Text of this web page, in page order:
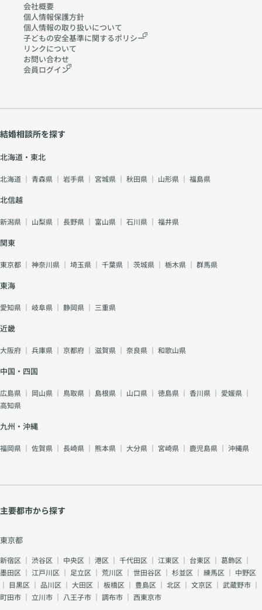
会社概要
個人情報保護方針
個人情報の取り扱いについて
子どもの安全基準に関するポリシー
リンクについて
お問い合わせ
会員ログイン
結婚相談所を探す
北海道・東北
北海道 ｜ 青森県 ｜ 岩手県 ｜ 宮城県 ｜ 秋田県 ｜ 山形県 ｜ 福島県
北信越
新潟県 ｜ 山梨県 ｜ 長野県 ｜ 富山県 ｜ 石川県 ｜ 福井県
関東
東京都 ｜ 神奈川県 ｜ 埼玉県 ｜ 千葉県 ｜ 茨城県 ｜ 栃木県 ｜ 群馬県
東海
愛知県 ｜ 岐阜県 ｜ 静岡県 ｜ 三重県
近畿
大阪府 ｜ 兵庫県 ｜ 京都府 ｜ 滋賀県 ｜ 奈良県 ｜ 和歌山県
中国・四国
広島県 ｜ 岡山県 ｜ 鳥取県 ｜ 島根県 ｜ 山口県 ｜ 徳島県 ｜ 香川県 ｜ 愛媛県 ｜
高知県
九州・沖縄
福岡県 ｜ 佐賀県 ｜ 長崎県 ｜ 熊本県 ｜ 大分県 ｜ 宮崎県 ｜ 鹿児島県 ｜ 沖縄県
主要都市から探す
東京都
新宿区 ｜ 渋谷区 ｜ 中央区 ｜ 港区 ｜ 千代田区 ｜ 江東区 ｜ 台東区 ｜ 葛飾区 ｜
墨田区 ｜ 江戸川区 ｜ 足立区 ｜ 荒川区 ｜ 世田谷区 ｜ 杉並区 ｜ 練馬区 ｜ 中野区
｜ 目黒区 ｜ 品川区 ｜ 大田区 ｜ 板橋区 ｜ 豊島区 ｜ 北区 ｜ 文京区 ｜ 武蔵野市 ｜
町田市 ｜ 立川市 ｜ 八王子市 ｜ 調布市 ｜ 西東京市